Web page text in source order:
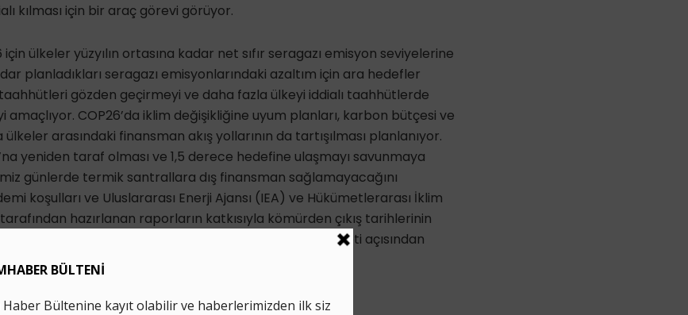
kılması için bir araç görevi görüyor.
ülkeler yüzyılın ortasına kadar net sıfır seragazı emisyon seviyelerine
planladıkları seragazı emisyonlarındaki azaltım için ara hedefler
gözden geçirmeyi ve daha fazla ülkeyi iddialı taahhütlerde
COP26’da iklim değişikliğine uyum planları, karbon bütçesi ve
arasındaki finansman akış yollarının da tartışılması planlanıyor.
yeniden taraf olması ve 1,5 derece hedefine ulaşmayı savunmaya
günlerde termik santrallara dış finansman sağlamayacağını
koşulları ve Uluslararası Enerji Ajansı (IEA) ve Hükümetlerarası İklim
hazırlanan raporların katkısıyla kömürden çıkış tarihlerinin
yer almaya başlamasının ışığında COP26 iklim siyaseti açısından
olma potansiyeli taşıyor.
Etkisi